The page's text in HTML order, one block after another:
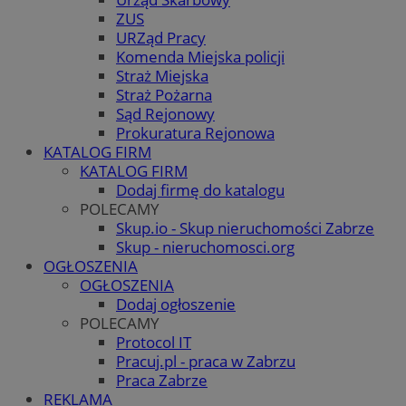
ZUS
URZąd Pracy
Komenda Miejska policji
Straż Miejska
Straż Pożarna
Sąd Rejonowy
Prokuratura Rejonowa
KATALOG FIRM
KATALOG FIRM
Dodaj firmę do katalogu
POLECAMY
Skup.io - Skup nieruchomości Zabrze
Skup - nieruchomosci.org
OGŁOSZENIA
OGŁOSZENIA
Dodaj ogłoszenie
POLECAMY
Protocol IT
Pracuj.pl - praca w Zabrzu
Praca Zabrze
REKLAMA